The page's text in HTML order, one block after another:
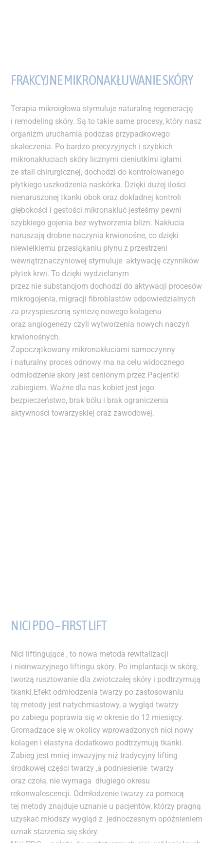
FRAKCYJNE MIKRONAKŁUWANIE SKÓRY
Terapia mikroigłowa stymuluje naturalną regenerację
i remodeling skóry. Są to takie same procesy, który nasz
organizm uruchamia podczas przypadkowego
skaleczenia. Po bardzo precyzyjnych i szybkich
mikronakłuciach skóry licznymi cieniutkimi igłami
ze stali chirurgicznej, dochodzi do kontrolowanego
płytkiego uszkodzenia naskórka. Dzięki dużej ilości
nienaruszonej tkanki obok oraz dokładnej kontroli
głębokości i gęstości mikronakłuć jesteśmy pewni
szybkiego gojenia bez wytworzenia blizn. Nakłucia
naruszają drobne naczynia krwionośne, co dzięki
niewielkiemu przesiąkaniu płynu z przestrzeni
wewnątrznaczyniowej stymuluje aktywację czynników
płytek krwi. To dzięki wydzielanym
przez nie substancjom dochodzi do aktywacji procesów
mikrogojenia, migracji fibroblastów odpowiedzialnych
za przyspieszoną syntezę nowego kolagenu
oraz angiogenezy czyli wytworzenia nowych naczyń
krwionośnych.
Zapoczątkowany mikronakłuciami samoczynny
i naturalny proces odnowy ma na celu widocznego
odmłodzenie skóry jest cenionym przez Pacjentki
zabiegiem. Ważne dla nas kobiet jest jego
bezpieczeństwo, brak bólu i brak ograniczenia
aktywności towarzyskiej oraz zawodowej.
NICI PDO – FIRST LIFT
Nici liftingujące , to nowa metoda rewitalizacji
i nieinwazyjnego liftingu skóry. Po implantacji w skórę,
tworzą rusztowanie dla zwiotczałej skóry i podtrzymują
tkanki.Efekt odmłodzenia twarzy po zastosowaniu
tej metody jest natychmiastowy, a wygląd twarzy
po zabiegu poprawia się w okresie do 12 miesięcy.
Gromadzące się w okolicy wprowadzonych nici nowy
kolagen i elastyna dodatkowo podtrzymują tkanki.
Zabieg jest mniej inwazyjny niż tradycyjny lifting
środkowej części twarzy ,a podniesienie twarzy
oraz czoła, nie wymaga długiego okresu
rekonwalescencji. Odmłodzenie twarzy za pomocą
tej metody znajduje uznanie u pacjentów, którzy pragną
uzyskać młodszy wygląd z jednoczesnym opóźnieniem
oznak starzenia się skóry.